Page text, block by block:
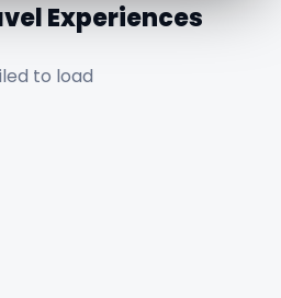
Experiences
to load